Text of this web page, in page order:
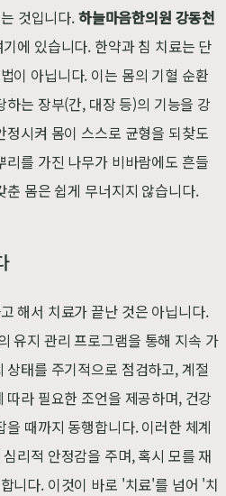
것입니다.하늘마음한의원 강동천
에 있습니다. 한약과 침 치료는 단
이 아닙니다. 이는 몸의 기혈 순환
는 장부(간, 대장 등)의 기능을 강
정시켜 몸이 스스로 균형을 되찾도
리를 가진 나무가 비바람에도 흔들
춘 몸은 쉽게 무너지지 않습니다.
해서 치료가 끝난 것은 아닙니다.
유지 관리 프로그램을 통해 지속 가
태를 주기적으로 점검하고, 계절
라 필요한 조언을 제공하며, 건강
때까지 동행합니다. 이러한 체계
리적 안정감을 주며, 혹시 모를 재
니다. 이것이 바로 '치료'를 넘어 '치